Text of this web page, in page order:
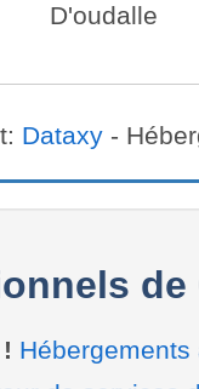
D'oudalle
Dataxy -
Hébergements